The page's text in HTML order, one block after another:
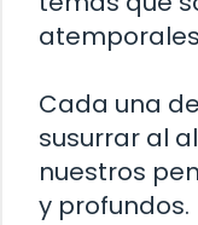
Cada una
susurrar al
nuestros
y profundos.